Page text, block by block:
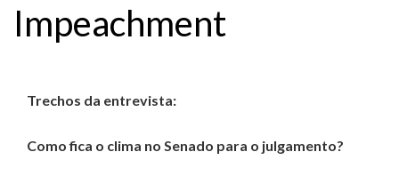
Impeachment
Trechos da entrevista:
Como fica o clima no Senado para o julgamento?